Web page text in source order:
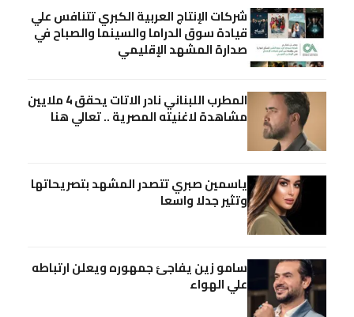
شركات الإنتاج العربية الكبري تتنافس علي
قيادة سوق الدراما والسينما والصباح في
صدارة المشهد الإقليمي
المطرب اللبناني نادر الاتات يحقق 4 ملايين
مشاهدة لاغنيته المصرية .. تعالي هنا
ياسمين صبري تتصدر المشهد بتصريحاتها
وتثير جدلا واسعا
سامو زين يفاجئ جمهوره ويعلن ارتباطه
علي الهواء